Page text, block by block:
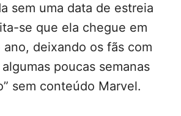
sem uma data de estreia
se que ela chegue em
deixando os fãs com
poucas semanas
sem conteúdo Marvel.